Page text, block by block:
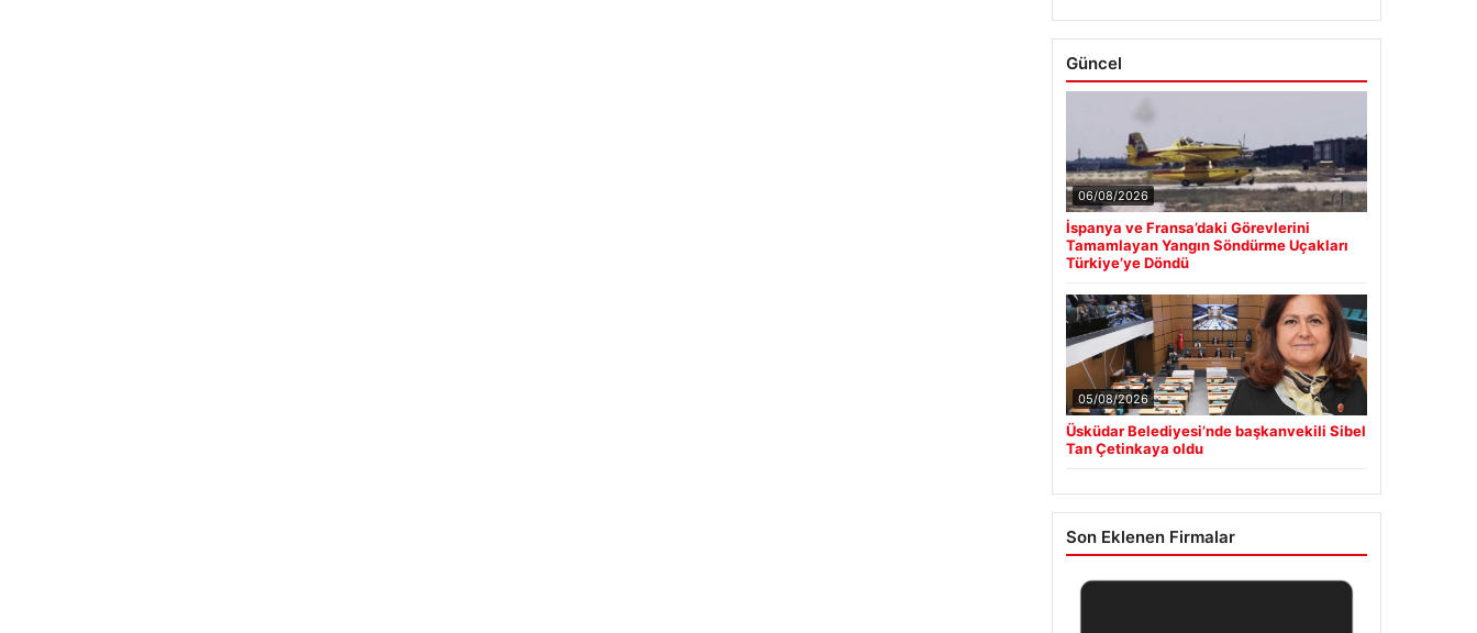
Güncel
06/08/2026
İspanya ve Fransa’daki Görevlerini
Tamamlayan Yangın Söndürme Uçakları
Türkiye’ye Döndü
05/08/2026
Üsküdar Belediyesi’nde başkanvekili Sibel
Tan Çetinkaya oldu
Son Eklenen Firmalar